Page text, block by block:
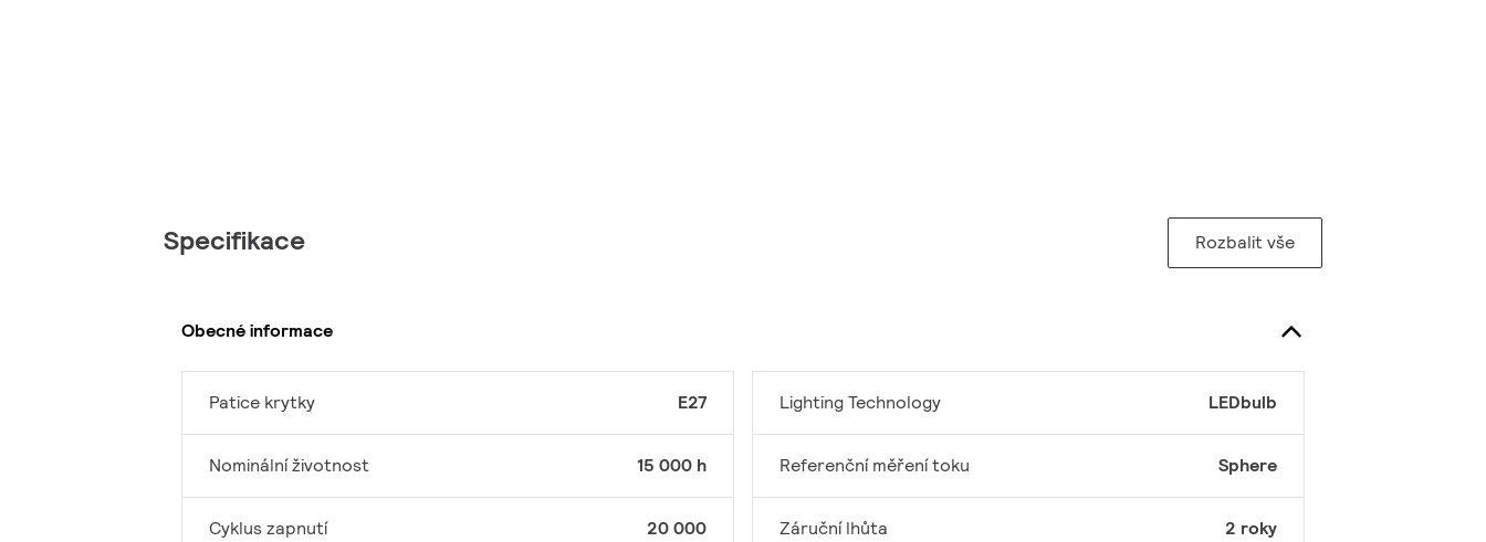
Specifikace Rozbalit vše
Obecné informace
Patice krytky E27
Nominální životnost 15 000 h
Cyklus zapnutí 20 000
Lighting Technology LEDbulb
Referenční měření toku Sphere
Záruční lhůta 2 roky